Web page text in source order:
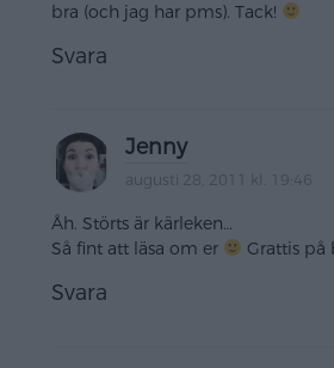
bra (och jag har pms). Tack!
Svara
Jenny
augusti 28, 2011 kl. 19:46
Åh. Störts är kärleken…
Så fint att läsa om er
Grattis på
Svara